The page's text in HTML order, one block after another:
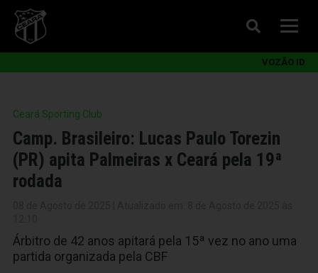
VOZÃO ID
Ceará Sporting Club
Camp. Brasileiro: Lucas Paulo Torezin
(PR) apita Palmeiras x Ceará pela 19ª
rodada
Árbitro de 42 anos apitará pela 15ª vez no ano uma
partida organizada pela CBF